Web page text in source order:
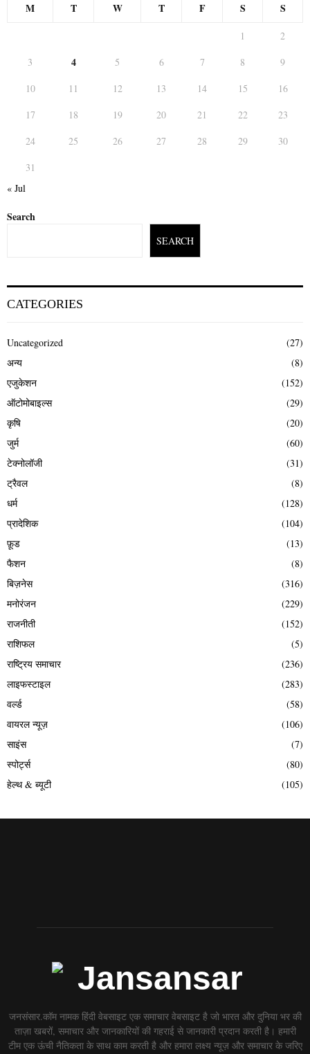
M T W T F S S
1
2
3
4 5 6 7 8
9
10
11 12 13 14 15
16
17
18 19 20 21 22
23
24
25 26 27 28 29
30
31
« Jul
Search
SEARCH
CATEGORIES
Uncategorized
(27)
अन्य
(8)
एजुकेशन
(152)
ऑटोमोबाइल्स
(29)
कृषि
(20)
जुर्म
(60)
टेक्नोलॉजी
(31)
ट्रैवल
(8)
धर्म
(128)
प्रादेशिक
(104)
फ़ूड
(13)
फैशन
(8)
बिज़नेस
(316)
मनोरंजन
(229)
राजनीती
(152)
राशिफल
(5)
राष्ट्रिय समाचार
(236)
लाइफस्टाइल
(283)
वर्ल्ड
(58)
वायरल न्यूज़
(106)
साइंस
(7)
स्पोर्ट्स
(80)
हेल्थ & ब्यूटी
(105)
जनसंसार.कॉम नामक हिंदी वेबसाइट एक समाचार वेबसाइट है जो भारत और दुनिया भर की
ताज़ा खबरों, समाचार और जानकारियों की गहराई से जानकारी प्रदान करती है। हमारी
टीम एक ऊंची नैतिकता के साथ काम करती है और हमारा लक्ष्य न्यूज़ और समाचार के जरिए